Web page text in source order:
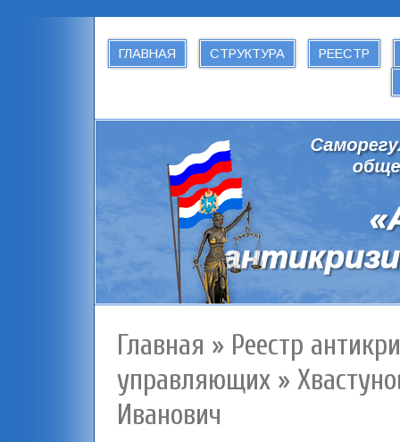
ГЛАВНАЯ СТРУКТУРА РЕЕСТР
Главная » Реестр
управляющих »
Иванович